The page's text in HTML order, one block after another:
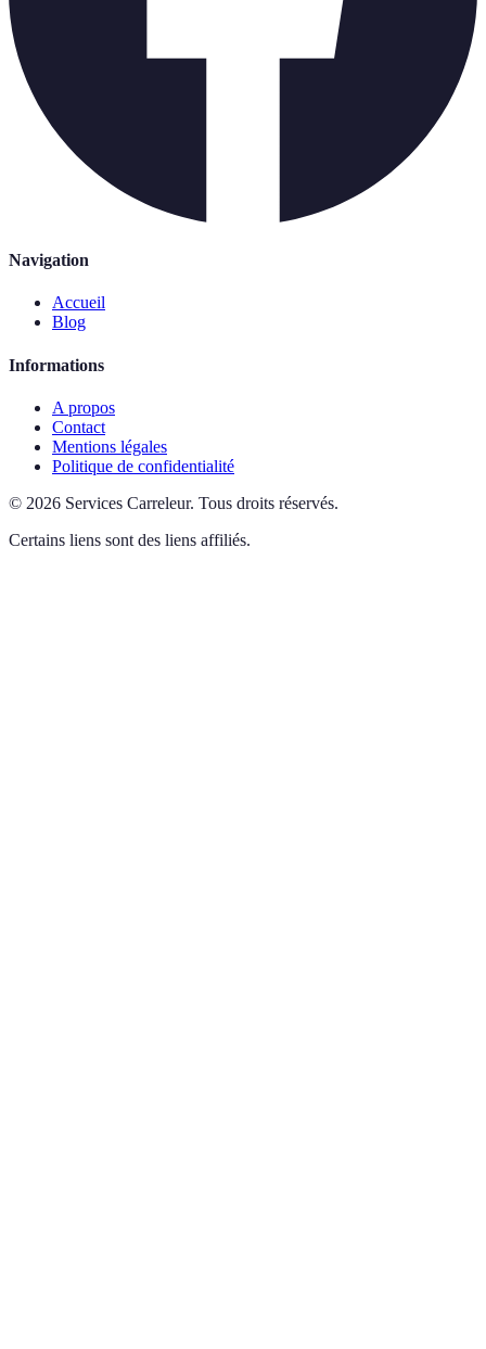
Navigation
Accueil
Blog
Informations
A propos
Contact
Mentions légales
Politique de confidentialité
© 2026 Services Carreleur. Tous droits réservés.
Certains liens sont des liens affiliés.